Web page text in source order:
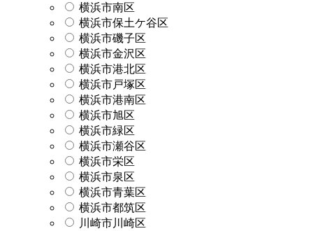
横浜市南区
横浜市保土ケ谷区
横浜市磯子区
横浜市金沢区
横浜市港北区
横浜市戸塚区
横浜市港南区
横浜市旭区
横浜市緑区
横浜市瀬谷区
横浜市栄区
横浜市泉区
横浜市青葉区
横浜市都筑区
川崎市川崎区